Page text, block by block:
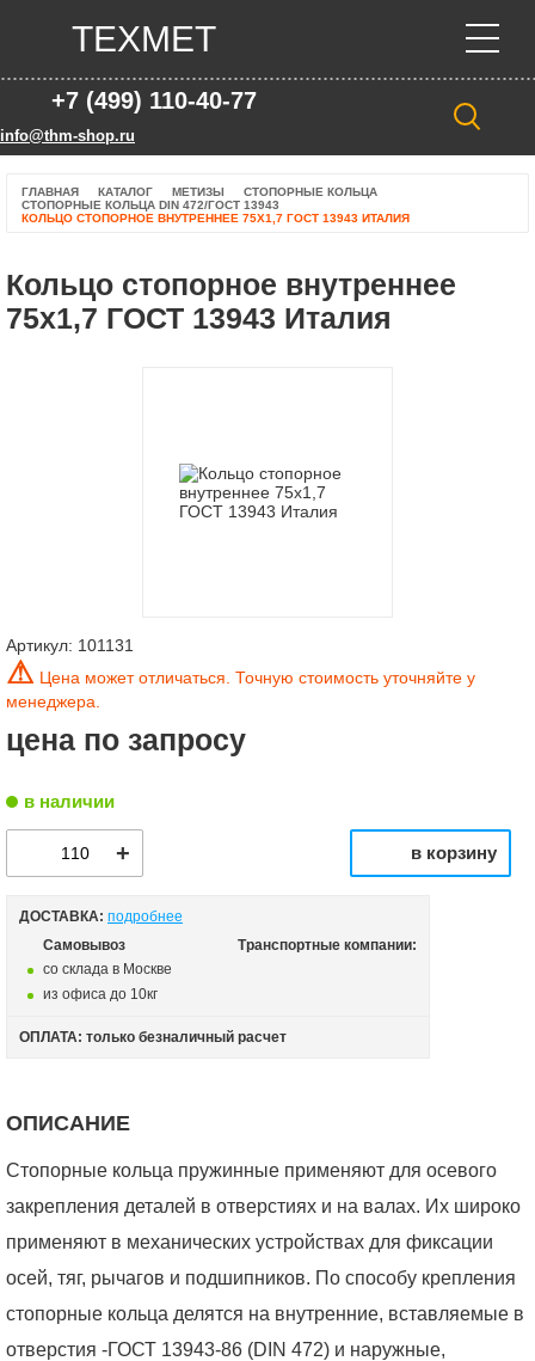
ТЕХМЕТ
+7 (499) 110-40-77
info@thm-shop.ru
ГЛАВНАЯ КАТАЛОГ МЕТИЗЫ
СТОПОРНЫЕ КОЛЬЦА
СТОПОРНЫЕ КОЛЬЦА DIN 472/ГОСТ 13943
КОЛЬЦО СТОПОРНОЕ ВНУТРЕННЕЕ 75Х1,7 ГОСТ 13943 ИТАЛИЯ
Кольцо стопорное внутреннее
75х1,7 ГОСТ 13943 Италия
Артикул: 101131
⚠ Цена может отличаться. Точную стоимость уточняйте у
менеджера.
цена по запросу
в наличии
в корзину
ДОСТАВКА: подробнее
Самовывоз
со склада в Москве
из офиса до 10кг
Транспортные компании:
ОПЛАТА: только безналичный расчет
ОПИСАНИЕ
Стопорные кольца пружинные применяют для осевого
закрепления деталей в отверстиях и на валах. Их широко
применяют в механических устройствах для фиксации
осей, тяг, рычагов и подшипников. По способу крепления
стопорные кольца делятся на внутренние, вставляемые в
отверстия -ГОСТ 13943-86 (DIN 472) и наружные,